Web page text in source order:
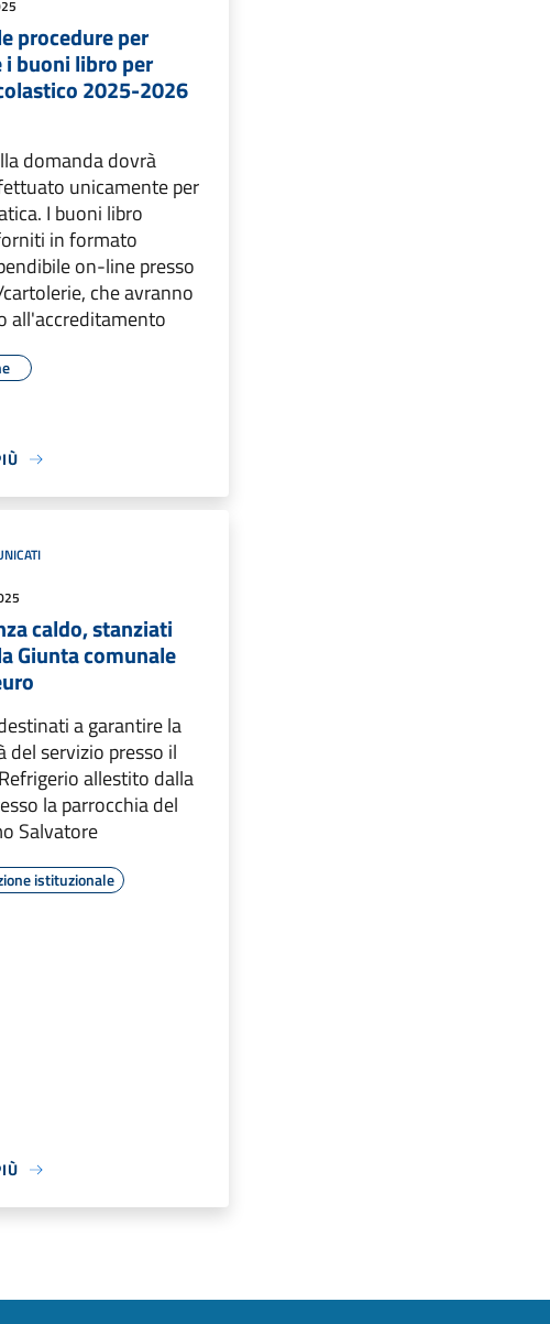
procedure per
buoni libro per
2025-2026
domanda dovrà
unicamente per
I buoni libro
in formato
on-line presso
che avranno
all'accreditamento
caldo, stanziati
Giunta comunale
a garantire la
del servizio presso il
allestito dalla
la parrocchia del
Salvatore
istituzionale